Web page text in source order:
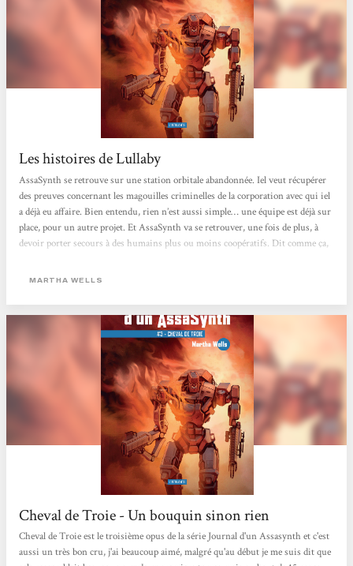
Les histoires de Lullaby
AssaSynth se retrouve sur une station orbitale abandonnée. Iel veut récupérer
des preuves concernant les magouilles criminelles de la corporation avec qui iel
a déjà eu affaire. Bien entendu, rien n’est aussi simple… une équipe est déjà sur
place, pour un autre projet. Et AssaSynth va se retrouver, une fois de plus, à
devoir porter secours à des humains plus ou moins coopératifs. Dit comme ça,
autre, l’autrice continue à présenter, à...
MARTHA WELLS
Cheval de Troie - Un bouquin sinon rien
Cheval de Troie est le troisième opus de la série Journal d'un Assasynth et c'est
aussi un très bon cru, j'ai beaucoup aimé, malgré qu'au début je me suis dit que